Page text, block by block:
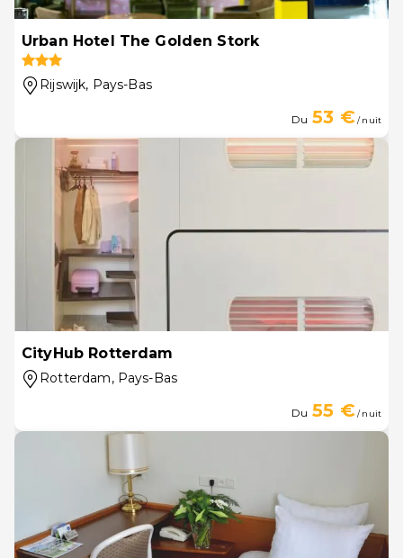
Urban Hotel The Golden Stork
Rijswijk, Pays-Bas
Du 53 €/ nuit
CityHub Rotterdam
Rotterdam, Pays-Bas
Du 55 €/ nuit